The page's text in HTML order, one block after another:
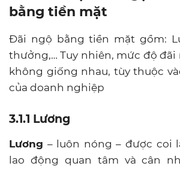
bằng tiền mặt
Đãi ngộ bằng tiền mặt gồm:
thưởng,… Tuy nhiên, mức độ đãi
không giống nhau, tùy thuộc
của doanh nghiệp
3.1.1 Lương
Lương – luôn nóng – được coi
lao động quan tâm và cân